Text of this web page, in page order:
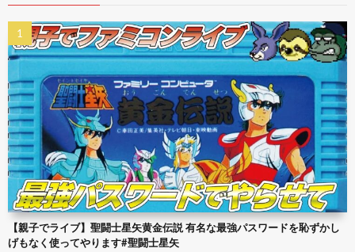
【親子でライブ】聖闘士星矢黄金伝説 有名な最強パスワードを恥ずかし
げもなく使ってやります#聖闘士星矢